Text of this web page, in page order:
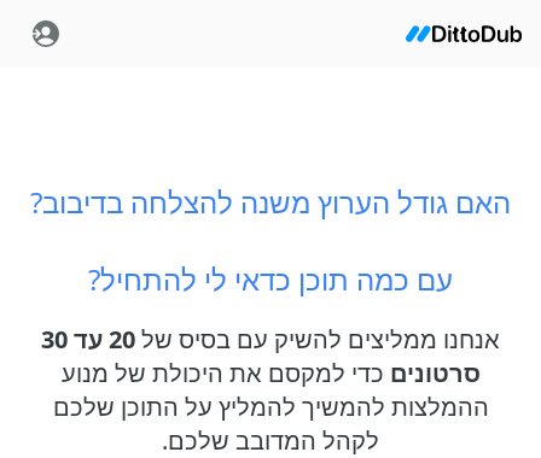
האם גודל הערוץ משנה להצלחה בדיבוב?
עם כמה תוכן כדאי לי להתחיל?
אנחנו ממליצים להשיק עם בסיס של
20 עד 30
סרטונים כדי למקסם את היכולת של מנוע
ההמלצות להמשיך להמליץ על התוכן שלכם
לקהל המדובב שלכם.